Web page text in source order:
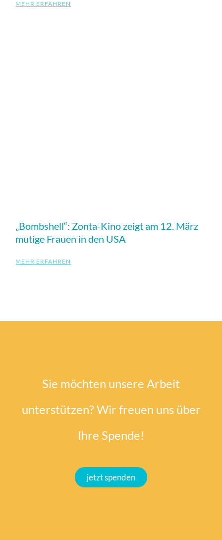
MEHR ERFAHREN
„Bombshell“: Zonta-Kino zeigt am 12. März
mutige Frauen in den USA
MEHR ERFAHREN
Sie möchten unsere Arbeit
unterstützen? Wir freuen uns über
Ihre Spende!
jetzt spenden